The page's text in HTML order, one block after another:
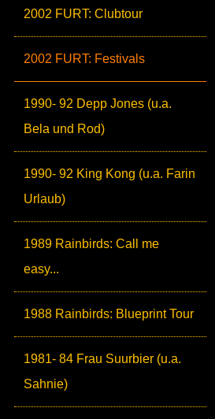
2002 FURT: Clubtour
2002 FURT: Festivals
1990- 92 Depp Jones (u.a.
Bela und Rod)
1990- 92 King Kong (u.a. Farin
Urlaub)
1989 Rainbirds: Call me
easy...
1988 Rainbirds: Blueprint Tour
1981- 84 Frau Suurbier (u.a.
Sahnie)